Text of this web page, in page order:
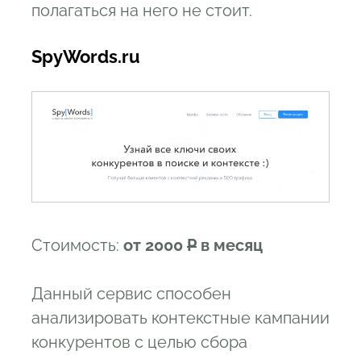
полагаться на него не стоит.
SpyWords.ru
Стоимость: от 2000 Р в месяц
Данный сервис способен
анализировать контекстные кампании
конкурентов с целью сбора